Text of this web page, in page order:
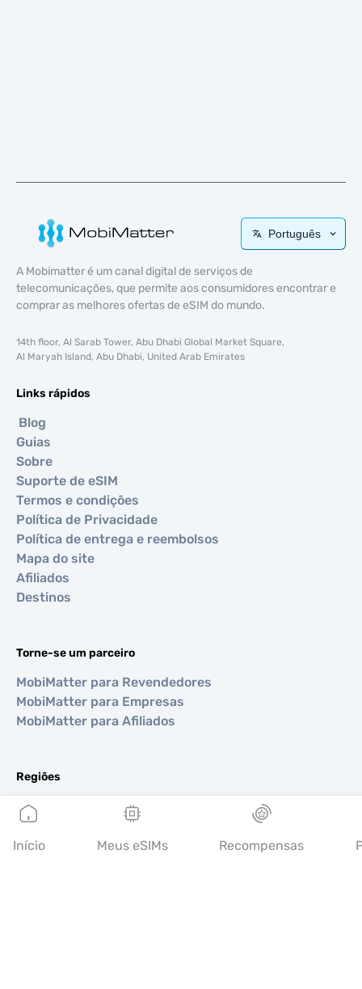
Português
A Mobimatter é um canal digital de serviços de
telecomunicações, que permite aos consumidores encontrar e
comprar as melhores ofertas de eSIM do mundo.
14th floor, Al Sarab Tower, Abu Dhabi Global Market Square,
Al Maryah Island, Abu Dhabi, United Arab Emirates
Links rápidos
Blog
Guias
Sobre
Suporte de eSIM
Termos e condições
Política de Privacidade
Política de entrega e reembolsos
Mapa do site
Afiliados
Destinos
Torne-se um parceiro
MobiMatter para Revendedores
MobiMatter para Empresas
MobiMatter para Afiliados
Regiões
eSIM para Europa
eSIM para Ásia
eSIM para Américas
Início Meus eSIMs Recompensas